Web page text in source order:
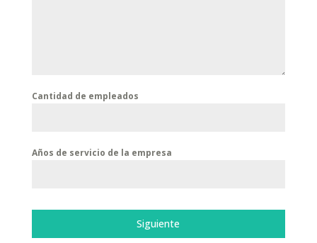
Cantidad de empleados
Años de servicio de la empresa
Siguiente